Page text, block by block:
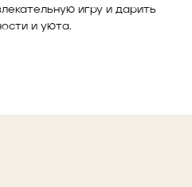
игру и дарить
и уюта.